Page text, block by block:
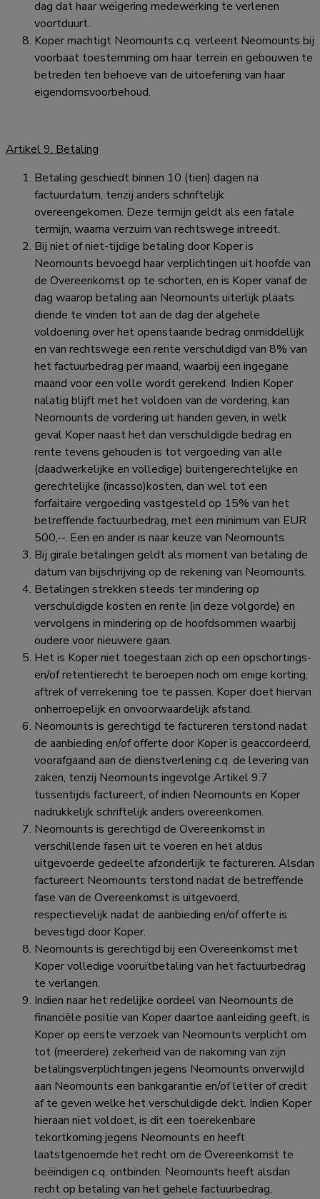
dag dat haar weigering medewerking te verlenen
voortduurt.
Koper machtigt Neomounts c.q. verleent Neomounts bij
voorbaat toestemming om haar terrein en gebouwen te
betreden ten behoeve van de uitoefening van haar
eigendomsvoorbehoud.
Artikel 9. Betaling
Betaling geschiedt binnen 10 (tien) dagen na
factuurdatum, tenzij anders schriftelijk
overeengekomen. Deze termijn geldt als een fatale
termijn, waarna verzuim van rechtswege intreedt.
Bij niet of niet-tijdige betaling door Koper is
Neomounts bevoegd haar verplichtingen uit hoofde van
de Overeenkomst op te schorten, en is Koper vanaf de
dag waarop betaling aan Neomounts uiterlijk plaats
diende te vinden tot aan de dag der algehele
voldoening over het openstaande bedrag onmiddellijk
en van rechtswege een rente verschuldigd van 8% van
het factuurbedrag per maand, waarbij een ingegane
maand voor een volle wordt gerekend. Indien Koper
nalatig blijft met het voldoen van de vordering, kan
Neomounts de vordering uit handen geven, in welk
geval Koper naast het dan verschuldigde bedrag en
rente tevens gehouden is tot vergoeding van alle
(daadwerkelijke en volledige) buitengerechtelijke en
gerechtelijke (incasso)kosten, dan wel tot een
forfaitaire vergoeding vastgesteld op 15% van het
betreffende factuurbedrag, met een minimum van EUR
500,--. Een en ander is naar keuze van Neomounts.
Bij girale betalingen geldt als moment van betaling de
datum van bijschrijving op de rekening van Neomounts.
Betalingen strekken steeds ter mindering op
verschuldigde kosten en rente (in deze volgorde) en
vervolgens in mindering op de hoofdsommen waarbij
oudere voor nieuwere gaan.
Het is Koper niet toegestaan zich op een opschortings-
en/of retentierecht te beroepen noch om enige korting,
aftrek of verrekening toe te passen. Koper doet hiervan
onherroepelijk en onvoorwaardelijk afstand.
Neomounts is gerechtigd te factureren terstond nadat
de aanbieding en/of offerte door Koper is geaccordeerd,
voorafgaand aan de dienstverlening c.q. de levering van
zaken, tenzij Neomounts ingevolge Artikel 9.7
tussentijds factureert, of indien Neomounts en Koper
nadrukkelijk schriftelijk anders overeenkomen.
Neomounts is gerechtigd de Overeenkomst in
verschillende fasen uit te voeren en het aldus
uitgevoerde gedeelte afzonderlijk te factureren. Alsdan
factureert Neomounts terstond nadat de betreffende
fase van de Overeenkomst is uitgevoerd,
respectievelijk nadat de aanbieding en/of offerte is
bevestigd door Koper.
Neomounts is gerechtigd bij een Overeenkomst met
Koper volledige vooruitbetaling van het factuurbedrag
te verlangen.
Indien naar het redelijke oordeel van Neomounts de
financiële positie van Koper daartoe aanleiding geeft, is
Koper op eerste verzoek van Neomounts verplicht om
tot (meerdere) zekerheid van de nakoming van zijn
betalingsverplichtingen jegens Neomounts onverwijld
aan Neomounts een bankgarantie en/of letter of credit
af te geven welke het verschuldigde dekt. Indien Koper
hieraan niet voldoet, is dit een toerekenbare
tekortkoming jegens Neomounts en heeft
laatstgenoemde het recht om de Overeenkomst te
beëindigen c.q. ontbinden. Neomounts heeft alsdan
recht op betaling van het gehele factuurbedrag,